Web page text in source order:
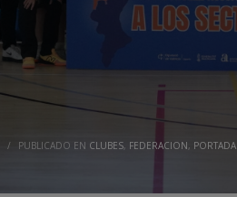
/ PUBLICADO EN CLUBES, FEDERACION, PORTADA